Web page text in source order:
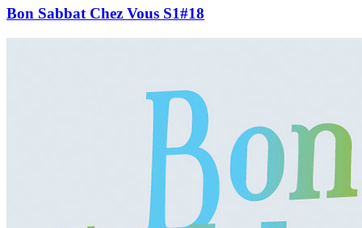
Bon Sabbat Chez Vous S1#18